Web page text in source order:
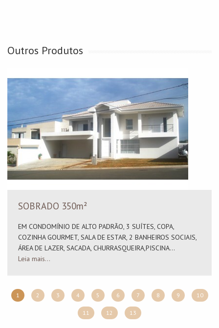
Outros Produtos
SOBRADO 350m²
EM CONDOMÍNIO DE ALTO PADRÃO, 3 SUÍTES, COPA,
COZINHA GOURMET, SALA DE ESTAR, 2 BANHEIROS SOCIAIS,
ÁREA DE LAZER, SACADA, CHURRASQUEIRA,PISCINA...
Leia mais...
1 2 3 4 5 6 7 8 9 10
11 12 13